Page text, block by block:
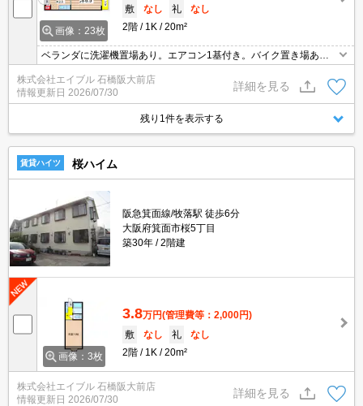
画像：23枚
敷
なし 礼
なし
2階
1K 20m²
ベランダに洗濯機置場あり。エアコン1基付き。バイク置き場あ
ブンイレブンへ400m。スーパーへ650m 自転車での買物も便利。
株式会社エイブル 石橋阪大前店
情報更新日 2026/07/30
詳細を見る
残り1件を表示する
賃貸ハイツ 桜ハイム
阪急箕面線/牧落駅 徒歩6分
大阪府箕面市桜5丁目
築30年
2階建
画像：3枚
3.8万円(管理費等：2,000円)
敷
なし 礼
なし
2階
1K 20m²
株式会社エイブル 石橋阪大前店
情報更新日 2026/07/30
詳細を見る